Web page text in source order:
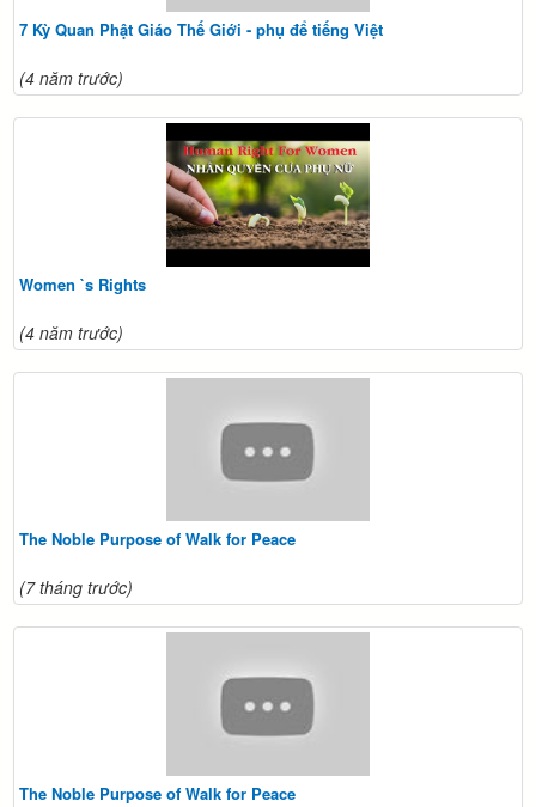
7 Kỳ Quan Phật Giáo Thế Giới - phụ để tiếng Việt
(4 năm trước)
Women `s Rights
(4 năm trước)
The Noble Purpose of Walk for Peace
(7 tháng trước)
The Noble Purpose of Walk for Peace